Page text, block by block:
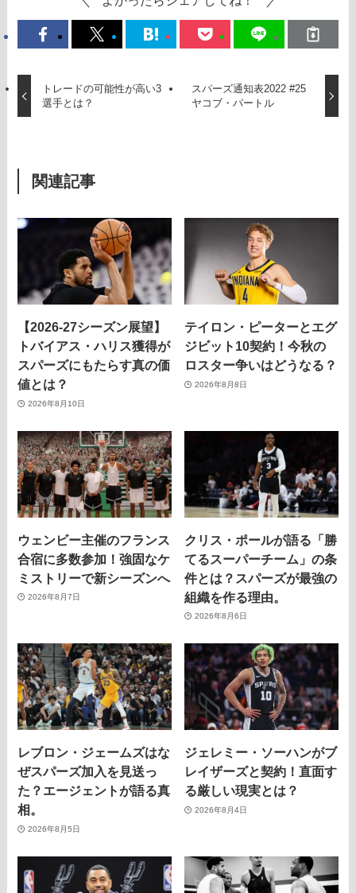
トレードの可能性が高い3
選手とは？
スパーズ通知表2022 #25
ヤコブ・パートル
関連記事
【2026-27シーズン展望】
トバイアス・ハリス獲得が
スパーズにもたらす真の価
値とは？
2026年8月10日
テイロン・ピーターとエグ
ジビット10契約！今秋の
ロスター争いはどうなる？
2026年8月8日
ウェンビー主催のフランス
合宿に多数参加！強固なケ
ミストリーで新シーズンへ
2026年8月7日
クリス・ポールが語る「勝
てるスーパーチーム」の条
件とは？スパーズが最強の
組織を作る理由。
2026年8月6日
レブロン・ジェームズはな
ぜスパーズ加入を見送っ
た？エージェントが語る真
相。
2026年8月5日
ジェレミー・ソーハンがブ
レイザーズと契約！直面す
る厳しい現実とは？
2026年8月4日